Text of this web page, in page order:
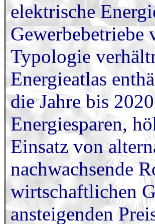
elektrische
Gewerbebetriebe
Typologie
Energieatlas
die Jahre bis
Energiesparen,
Einsatz von
nachwachsende
wirtschaftlichen
ansteigenden